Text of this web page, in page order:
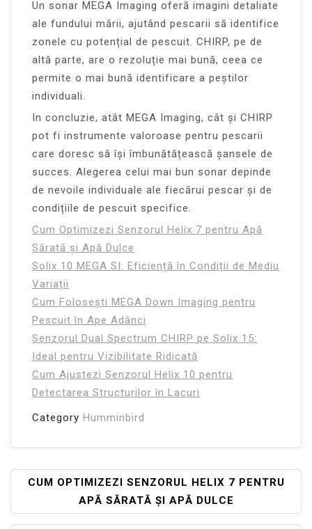
Un sonar MEGA Imaging oferă imagini detaliate
ale fundului mării, ajutând pescarii să identifice
zonele cu potențial de pescuit. CHIRP, pe de
altă parte, are o rezoluție mai bună, ceea ce
permite o mai bună identificare a peștilor
individuali.
In concluzie, atât MEGA Imaging, cât și CHIRP
pot fi instrumente valoroase pentru pescarii
care doresc să își îmbunătățească șansele de
succes. Alegerea celui mai bun sonar depinde
de nevoile individuale ale fiecărui pescar și de
condițiile de pescuit specifice.
Cum Optimizezi Senzorul Helix 7 pentru Apă
Sărată și Apă Dulce
Solix 10 MEGA SI: Eficiență în Condiții de Mediu
Variații
Cum Folosești MEGA Down Imaging pentru
Pescuit în Ape Adânci
Senzorul Dual Spectrum CHIRP pe Solix 15:
Ideal pentru Vizibilitate Ridicată
Cum Ajustezi Senzorul Helix 10 pentru
Detectarea Structurilor în Lacuri
Category Humminbird
Navigare
În
CUM OPTIMIZEZI SENZORUL HELIX 7 PENTRU
APĂ SĂRATĂ ȘI APĂ DULCE